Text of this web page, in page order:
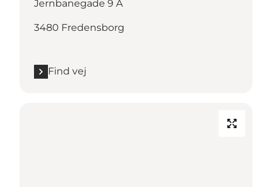
Jernbanegade 9 A
3480 Fredensborg
Find vej